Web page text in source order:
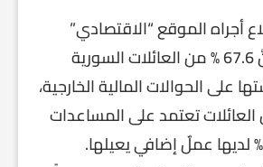
أجراه الموقع “الاقتصادي”
مطلعَ الـ2021 أنَّ 67.6 % من العائلات السورية
على الحوالات المالية الخارجية،
العائلات تعتمد على المساعدات